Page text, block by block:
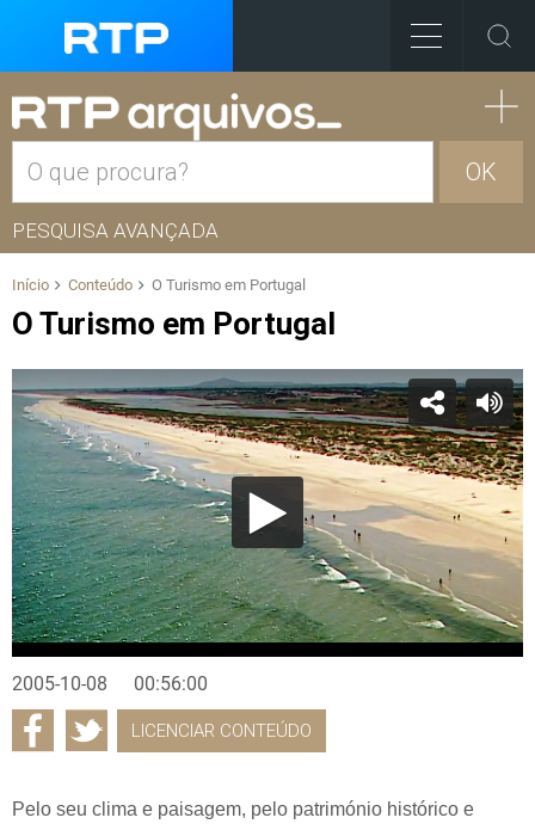
OK
PESQUISA AVANÇADA
Início Conteúdo O Turismo em Portugal
O Turismo em Portugal
2005-10-08 00:56:00
LICENCIAR CONTEÚDO
Pelo seu clima e paisagem, pelo património histórico e